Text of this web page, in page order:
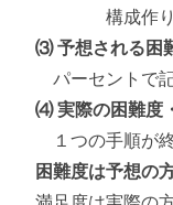
構成作り
⑶ 予想される困
パーセントで記
⑷ 実際の困難度
１つの手順が終
困難度は予想の